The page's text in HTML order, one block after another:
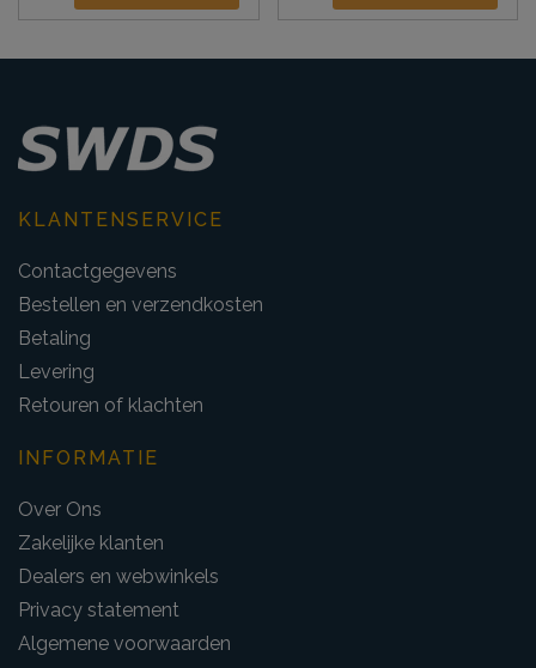
KLANTENSERVICE
Contactgegevens
Bestellen en verzendkosten
Betaling
Levering
Retouren of klachten
INFORMATIE
Over Ons
Zakelijke klanten
Dealers en webwinkels
Privacy statement
Algemene voorwaarden